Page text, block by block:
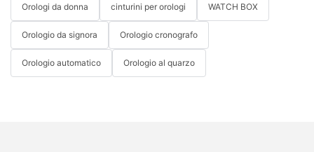
Orologi da donna cinturini per orologi WATCH BOX
Orologio da signora Orologio cronografo
Orologio automatico Orologio al quarzo